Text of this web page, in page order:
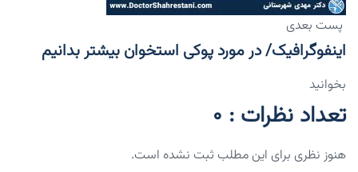
پست بعدی
اینفوگرافیک/ در مورد پوکی استخوان بیشتر بدانیم
بخوانید
تعداد نظرات : 0
هنوز نظری برای این مطلب ثبت نشده است.